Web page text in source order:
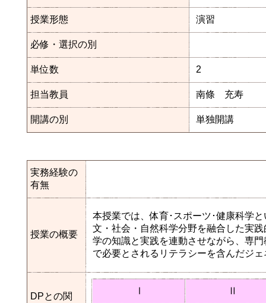
授業形態 演習
必修・選択の別
単位数 2
担当教員 南條 充寿
開講の別 単独開講
実務経験の
有無
授業の概要
本授業では、体育･スポーツ･健康科学
文・社会・自然科学分野を融合した実
学の知識と実践を連動させながら、専
で必要とされるリテラシーを含んだジ
DPとの関
Ⅰ Ⅱ